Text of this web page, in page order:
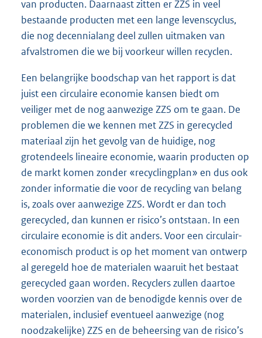
van producten. Daarnaast zitten er ZZS in veel
bestaande producten met een lange levenscyclus,
die nog decennialang deel zullen uitmaken van
afvalstromen die we bij voorkeur willen recyclen.
Een belangrijke boodschap van het rapport is dat
juist een circulaire economie kansen biedt om
veiliger met de nog aanwezige ZZS om te gaan. De
problemen die we kennen met ZZS in gerecycled
materiaal zijn het gevolg van de huidige, nog
grotendeels lineaire economie, waarin producten op
de markt komen zonder «recyclingplan» en dus ook
zonder informatie die voor de recycling van belang
is, zoals over aanwezige ZZS. Wordt er dan toch
gerecycled, dan kunnen er risico’s ontstaan. In een
circulaire economie is dit anders. Voor een circulair-
economisch product is op het moment van ontwerp
al geregeld hoe de materialen waaruit het bestaat
gerecycled gaan worden. Recyclers zullen daartoe
worden voorzien van de benodigde kennis over de
materialen, inclusief eventueel aanwezige (nog
noodzakelijke) ZZS en de beheersing van de risico’s